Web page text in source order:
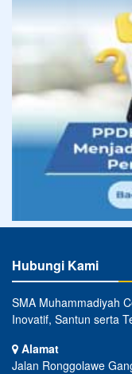
Hubungi Kami
SMA Muhammadiyah
Inovatif, Santun serta
Alamat
Jalan Ronggolawe